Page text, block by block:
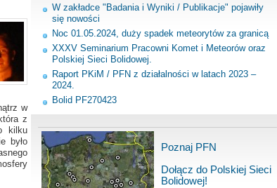
w
z
kilku
było
W zakładce "Badania i Wyniki / Publikacje" pojawiły
się nowości
Noc 01.05.2024, duży spadek meteorytów za granicą
XXXV Seminarium Pracowni Komet i Meteorów oraz
Polskiej Sieci Bolidowej.
Raport PKiM / PFN z działalności w latach 2023 –
2024.
Bolid PF270423
Poznaj PFN
Dołącz do Polskiej Sieci
Bolidowej!